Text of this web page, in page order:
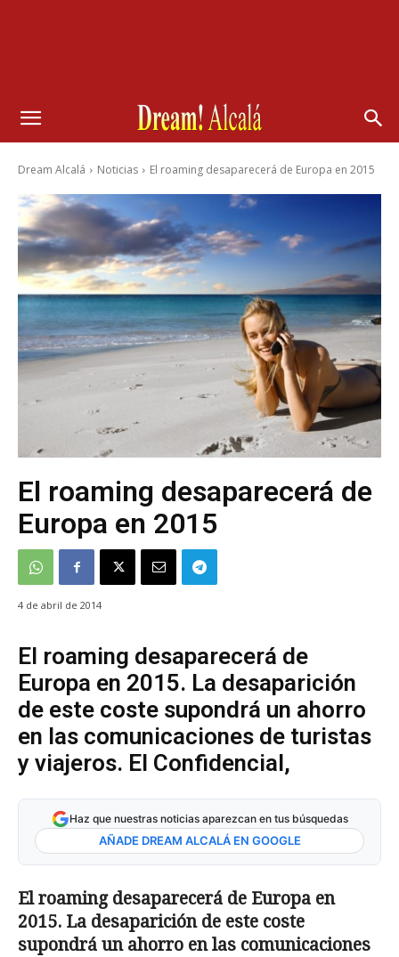
Dream Alcalá Noticias El roaming desaparecerá de Europa en 2015
El roaming desaparecerá de
Europa en 2015
4 de abril de 2014
El roaming desaparecerá de
Europa en 2015. La desaparición
de este coste supondrá un ahorro
en las comunicaciones de turistas
y viajeros. El Confidencial,
Haz que nuestras noticias aparezcan en tus búsquedas
AÑADE DREAM ALCALÁ EN GOOGLE
El roaming desaparecerá de Europa en
2015. La desaparición de este coste
supondrá un ahorro en las comunicaciones